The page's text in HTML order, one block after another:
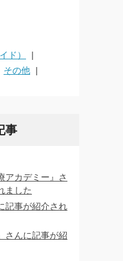
ド）
その他
事
アカデミー』さ
ました
記事が紹介され
さんに記事が紹